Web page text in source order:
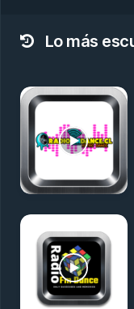
Lo más